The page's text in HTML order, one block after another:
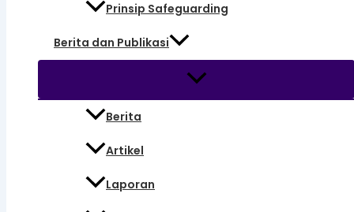
Prinsip Safeguarding
Berita dan Publikasi
Berita
Artikel
Laporan